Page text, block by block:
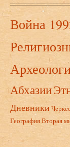
Война
Абхазии
Дневники
ГеографияВторая